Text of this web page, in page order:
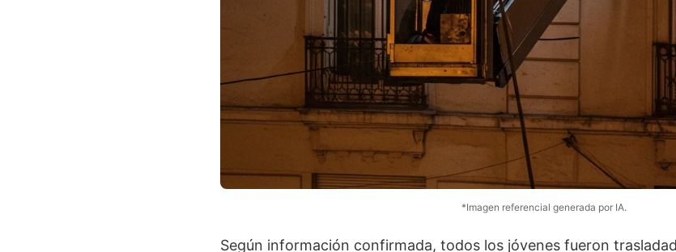
*Imagen referencial generada por IA.
Según información confirmada, todos los jóvenes fueron